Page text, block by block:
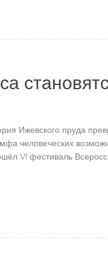
Ижевского пруда
человеческих
VI фестиваль